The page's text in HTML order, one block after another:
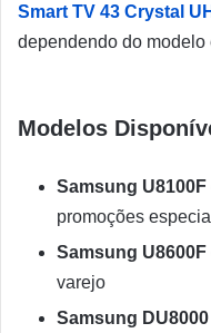
Smart TV 43 Crystal
dependendo do modelo
Modelos
Samsung U8100F
promoções
Samsung U8600F
varejo
Samsung DU8000